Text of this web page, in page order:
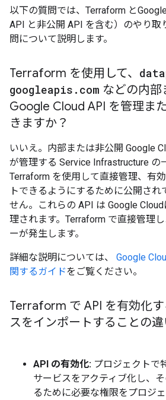
以下の質問では、Terraform と
API と非公開 API を含む）のやり取
問について説明します。
Terraform を使用して、
googleapis . com などの内部
Google Cloud API を管理ま
きますか？
いいえ。内部または非公開 Google
が管理する Service Infrastructure の
Terraform を使用して直接管理、有
トできるようにするために公開され
せん。これらの API は Google
理されます。Terraform で直接管理
ーが発生します。
詳細な説明については、
Google
関するガイドをご覧ください。
Terraform で API を有効化
スをインポートすることの
API の有効化: プロジェクトで
サービスをアクティブ化し、
るために必要な権限をプロジ